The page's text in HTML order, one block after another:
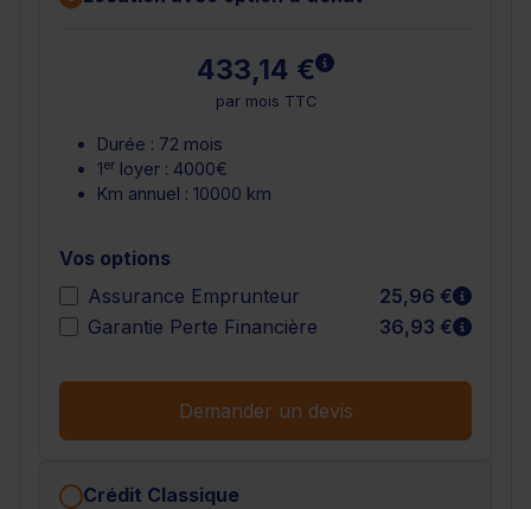
433,14 € En savoir plus
par mois TTC
Durée : 72 mois
1er loyer : 4000€
Km annuel : 10000 km
Vos options
Assurance Emprunteur
25,96 €
En
Garantie Perte Financière
36,93 € En
Demander un devis
Crédit Classique